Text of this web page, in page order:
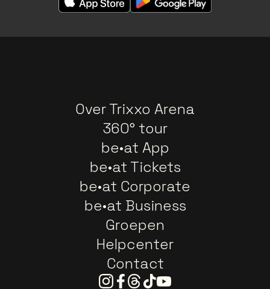
Over Trixxo Arena
360° tour
be•at App
be•at Tickets
be•at Corporate
be•at Business
Groepen
Helpcenter
Contact
Instagram
Facebook
Threads
TiktokYoutube